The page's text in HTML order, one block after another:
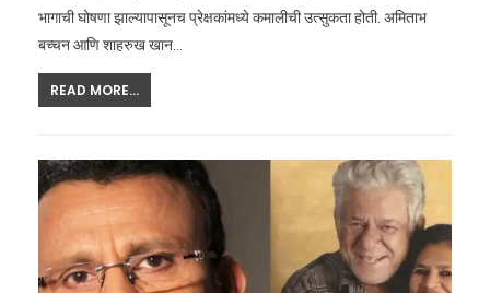
भागाची घोषणा झाल्यापासूनच प्रेक्षकांमध्ये कमालीची उत्सुकता होती. अमिताभ
बच्चन आणि शाहरुख खान
READ MORE...